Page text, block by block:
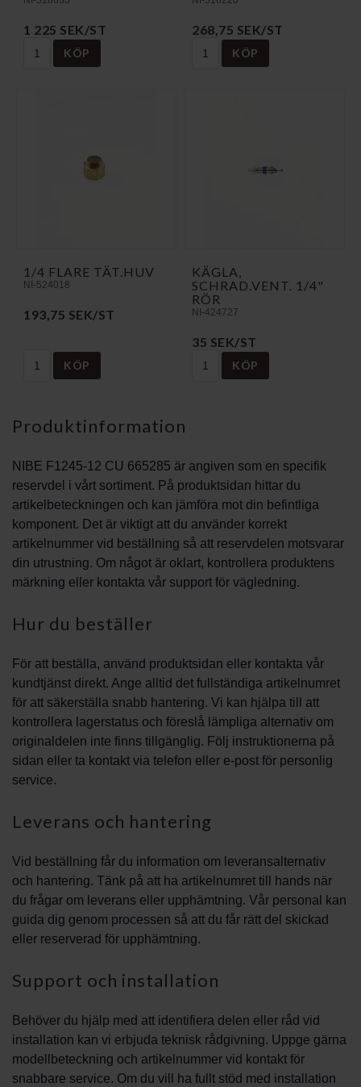
1 225 SEK/ST
KÖP
268,75 SEK/ST
KÖP
1/4 FLARE TÄT.HUV
NI-524018
193,75 SEK/ST
KÖP
KÄGLA,
SCHRAD.VENT. 1/4"
RÖR
NI-424727
35 SEK/ST
KÖP
Produktinformation
NIBE F1245-12 CU 665285 är angiven som en specifik
reservdel i vårt sortiment. På produktsidan hittar du
artikelbeteckningen och kan jämföra mot din befintliga
komponent. Det är viktigt att du använder korrekt
artikelnummer vid beställning så att reservdelen motsvarar
din utrustning. Om något är oklart, kontrollera produktens
märkning eller kontakta vår support för vägledning.
Hur du beställer
För att beställa, använd produktsidan eller kontakta vår
kundtjänst direkt. Ange alltid det fullständiga artikelnumret
för att säkerställa snabb hantering. Vi kan hjälpa till att
kontrollera lagerstatus och föreslå lämpliga alternativ om
originaldelen inte finns tillgänglig. Följ instruktionerna på
sidan eller ta kontakt via telefon eller e-post för personlig
service.
Leverans och hantering
Vid beställning får du information om leveransalternativ
och hantering. Tänk på att ha artikelnumret till hands när
du frågar om leverans eller upphämtning. Vår personal kan
guida dig genom processen så att du får rätt del skickad
eller reserverad för upphämtning.
Support och installation
Behöver du hjälp med att identifiera delen eller råd vid
installation kan vi erbjuda teknisk rådgivning. Uppge gärna
modellbeteckning och artikelnummer vid kontakt för
snabbare service. Om du vill ha fullt stöd med installation